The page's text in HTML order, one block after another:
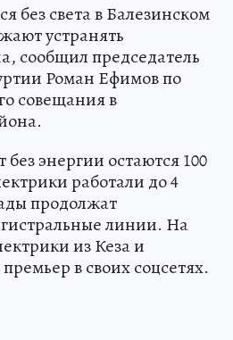
без света в Балезинском
устранять
сообщил председатель
Роман Ефимов по
совещания в
энергии остаются 100
работали до 4
продолжат
линии. На
из Кеза и
в своих соцсетях.